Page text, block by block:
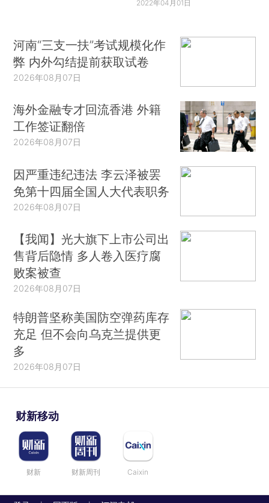
2022年04月01日
河南“三支一扶”考试规模化作
弊 内外勾结提前获取试卷
2026年08月07日
海外金融专才回流香港 外籍
工作签证翻倍
2026年08月07日
因严重违纪违法 李云泽被罢
免第十四届全国人大代表职务
2026年08月07日
【我闻】光大旗下上市公司出
售背后隐情 多人卷入医疗腐
败案被查
2026年08月07日
特朗普坚称美国防空弹药库存
充足 但不会向乌克兰提供更
多
2026年08月07日
财新移动
财新 财新周刊 Caixin